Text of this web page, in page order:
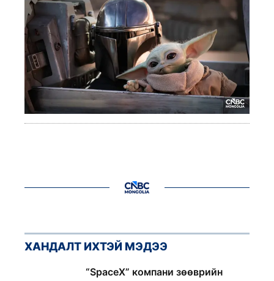
ХАНДАЛТ ИХТЭЙ МЭДЭЭ
“SpaceX” компани зөөврийн